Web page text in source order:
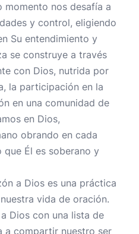
momento nos desafía a
y control, eligiendo
Su entendimiento y
se construye a través
con Dios, nutrida por
la participación en la
en una comunidad de
en Dios,
obrando en cada
Él es soberano y
a Dios es una práctica
vida de oración.
Dios con una lista de
a compartir nuestro ser